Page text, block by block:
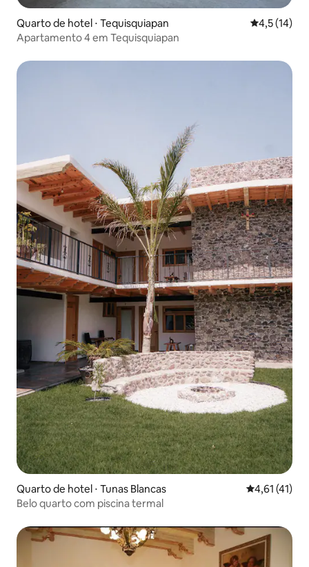
Quarto de hotel ⋅ Tequisquiapan 4,5 de uma
4,5 (14)
Apartamento 4 em Tequisquiapan
Quarto de hotel ⋅ Tunas Blancas 4,61 de uma
4,61 (41)
Belo quarto com piscina termal